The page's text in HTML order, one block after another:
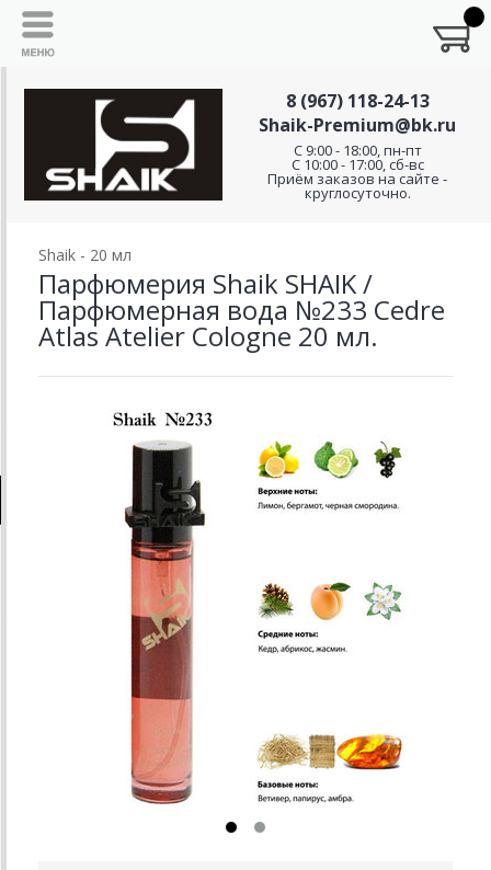
8 (967) 118-24-13
Shaik-Premium@bk.ru
C 9:00 - 18:00, пн-пт
С 10:00 - 17:00, сб-вс
Приём заказов на сайте -
круглосуточно.
Shaik - 20 мл
Парфюмерия Shaik SHAIK /
Парфюмерная вода №233 Cedre
Atlas Atelier Cologne 20 мл.